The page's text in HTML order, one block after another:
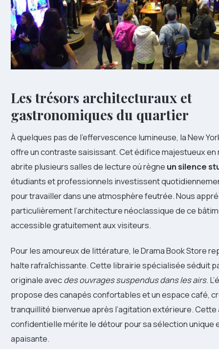
Les trésors architecturaux et
gastronomiques du quartier
À quelques pas de l’effervescence lumineuse, la New
offre un contraste saisissant. Cet édifice majestueux en
abrite plusieurs salles de lecture où règne un silence
étudiants et professionnels investissent
pour travailler dans une atmosphère feutrée. Nous
particulièrement l’architecture néoclassique de ce
accessible gratuitement aux visiteurs.
Pour les amoureux de littérature, le Drama Book Store
halte rafraîchissante. Cette librairie spécialisée séduit
originale avecdes ouvrages suspendus dans les airs.
propose des canapés confortables et un espace café,
tranquillité bienvenue après l’agitation extérieure.
confidentielle mérite le détour pour sa sélection unique
apaisante.